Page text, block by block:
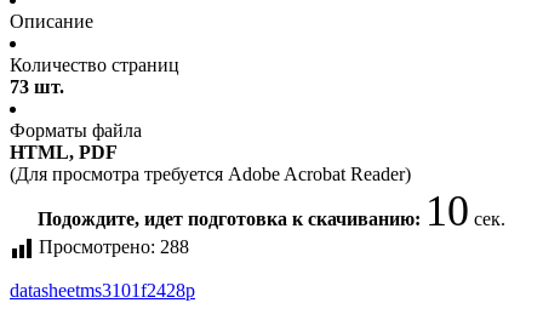
Описание
Количество страниц
73 шт.
Форматы файла
HTML, PDF
(Для просмотра требуется Adobe Acrobat Reader)
Подождите, идет подготовка к скачиванию: 10 сек.
Просмотрено: 288
datasheetms3101f2428p